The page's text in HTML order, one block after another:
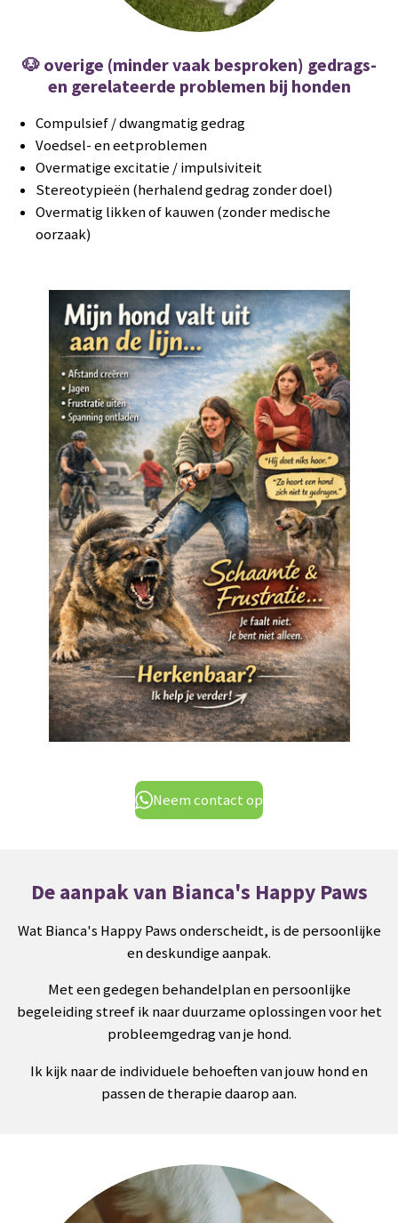
🐶 overige (minder vaak besproken) gedrags-
en gerelateerde problemen bij honden
Compulsief / dwangmatig gedrag
Voedsel- en eetproblemen
Overmatige excitatie / impulsiviteit
Stereotypieën (herhalend gedrag zonder doel)
Overmatig likken of kauwen (zonder medische
oorzaak)
Neem contact op
De aanpak van Bianca's Happy Paws
Wat Bianca's Happy Paws onderscheidt, is de persoonlijke
en deskundige aanpak.
Met een gedegen behandelplan en persoonlijke
begeleiding streef ik naar duurzame oplossingen voor het
probleemgedrag van je hond.
Ik kijk naar de individuele behoeften van jouw hond en
passen de therapie daarop aan.